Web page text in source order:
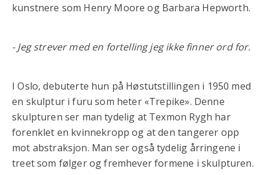
kunstnere som Henry Moore og Barbara Hepworth.
- Jeg strever med en fortelling jeg ikke finner ord for.
I Oslo, debuterte hun på Høstutstillingen i 1950 med
en skulptur i furu som heter «Trepike». Denne
skulpturen ser man tydelig at Texmon Rygh har
forenklet en kvinnekropp og at den tangerer opp
mot abstraksjon. Man ser også tydelig årringene i
treet som følger og fremhever formene i skulpturen.